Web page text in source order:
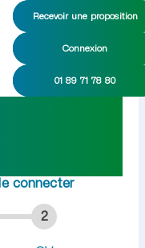
Recevoir une proposition
Connexion
01 89 71 78 80
lès-Sons
à
connecter
2